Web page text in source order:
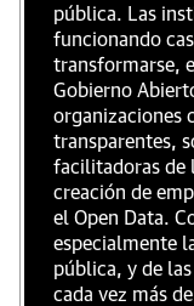
pública. Las
funcionando
transformarse,
Gobierno
organizaciones
transparentes,
facilitadoras de
creación de
el Open Data.
especialmente
pública, y de
cada vez más